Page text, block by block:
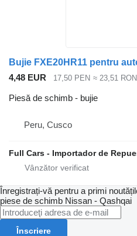
Bujie FXE20HR11 pentru
4,48 EUR
17,50 PEN ≈ 23,51 RON
Piesă de schimb - bujie
Peru, Cusco
Înregistrați-vă pentru a primi
piese de schimb Nissan - Qashqai
Înscriere